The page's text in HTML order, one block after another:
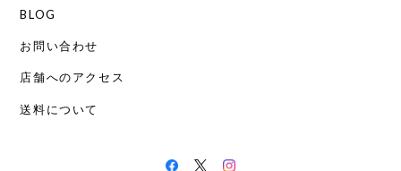
BLOG
お問い合わせ
店舗へのアクセス
送料について